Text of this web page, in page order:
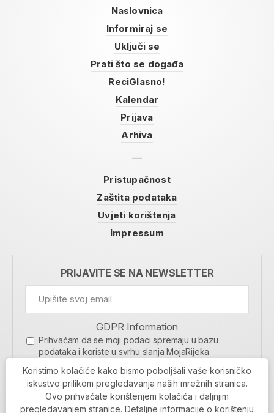
Naslovnica
Informiraj se
Uključi se
Prati što se događa
ReciGlasno!
Kalendar
Prijava
Arhiva
Pristupačnost
Zaštita podataka
Uvjeti korištenja
Impressum
PRIJAVITE SE NA NEWSLETTER
GDPR Information
Prihvaćam da se moji podaci spremaju u bazu
podataka i koriste u svrhu slanja MojaRijeka
MOJARIJEKA NEWSLETTER
PRIJAVI SE
Koristimo kolačiće kako bismo poboljšali vaše korisničko
iskustvo prilikom pregledavanja naših mrežnih stranica.
Ovo prihvaćate korištenjem kolačića i daljnjim
pregledavanjem stranice. Detaljne informacije o korištenju